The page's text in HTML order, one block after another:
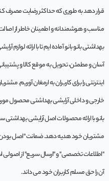
قرار دهد به طوری که حداکثر رضایت مصرف
مناسب و هوشمندانه و اطمینان خاطر از
بهداشتی بانو بانو آماده ایم تا با ارائه
آسان و مطمئن، تحویل به موقع کالا و
اینترنتی را برای کاربران به ارمغان آوریم.
خارجی و داخلی آرایشی بهداشتی محصول مورد
بانو با ارائه محصولات اصل آرایشی بهداشتی
مشتریان خود هدیه دهد. ضمانت "اصل بودن
"اطلاعات تخصصی" و "ارسال سریع" از اصولی
آن را حق مسلم کاربران خود می داند.